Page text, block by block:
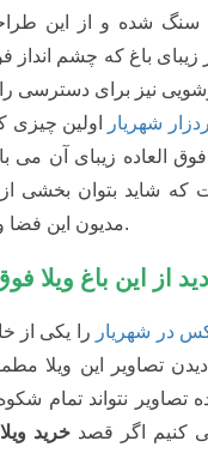
شهریار اولین چیزی
زیبای آن می باشد
بتوان بخشی از خاص بودن
لوکس در کردزار
در شهریاررا یکی از خاص
نتواند تمام شکوه و
اگر قصد
خرید ویلا در
و مقایسه آن ها با یکدیگر
در تمام مراحل در کنار
منطقه و مزایا و